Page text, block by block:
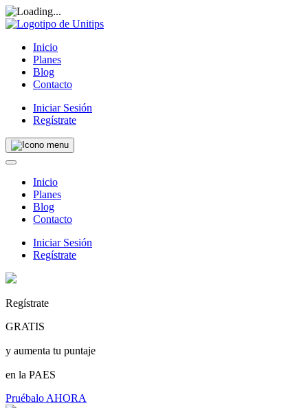
Inicio
Planes
Blog
Contacto
Iniciar Sesión
Regístrate
Inicio
Planes
Blog
Contacto
Iniciar Sesión
Regístrate
Regístrate
GRATIS
y aumenta tu puntaje
en la PAES
Pruébalo AHORA